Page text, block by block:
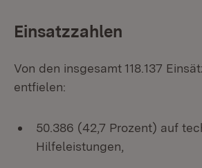
Einsatzzahlen
Von den insgesamt 118.137
entfielen:
50.386 (42,7 Prozent) auf
Hilfeleistungen,